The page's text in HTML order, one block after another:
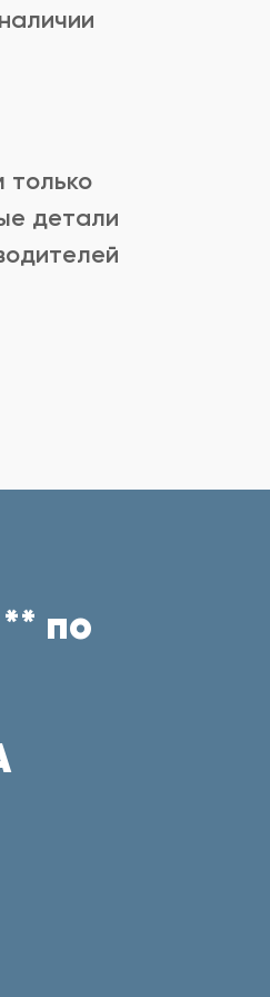
наличии
только
детали
по